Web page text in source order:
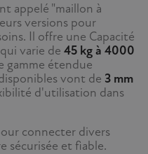
appelé "maillon à
versions pour
Il offre une Capacité
varie de 45 kg à 4000
gamme étendue
vont de 3 mm
d'utilisation dans
connecter divers
sécurisée et fiable.